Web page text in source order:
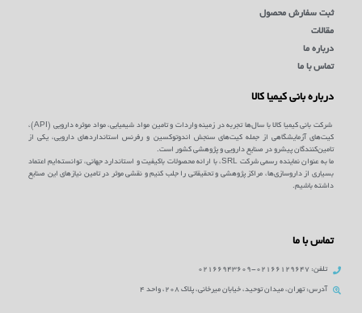
ثبت سفارش محصول
مقالات
درباره ما
تماس با ما
درباره بانی کیمیا کالا
شرکت بانی کیمیا کالا با سال‌ها تجربه در زمینه واردات و تامین مواد شیمیایی، مواد موثره دارویی (API)،
کیت‌های آزمایشگاهی از جمله کیت‌های سنجش اندوتوکسین و رفرنس استانداردهای دارویی، یکی از
تامین‌کنندگان پیشرو در صنایع دارویی و پژوهشی کشور است.
ما به عنوان نماینده رسمی شرکت SRL، با ارائه محصولات باکیفیت و استاندارد جهانی، توانسته‌ایم اعتماد
بسیاری از داروسازی‌ها، مراکز پژوهشی و تحقیقاتی را جلب کنیم و نقشی موثر در تامین نیازهای این صنایع
داشته باشیم.
تماس با ما
تلفن: 02166129647-02166943609
آدرس: تهران، میدان توحید، خیابان میرخانی، پلاک 208، واحد 4